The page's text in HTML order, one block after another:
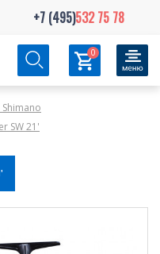
+7 (495)532 75 78
0
SW 21'